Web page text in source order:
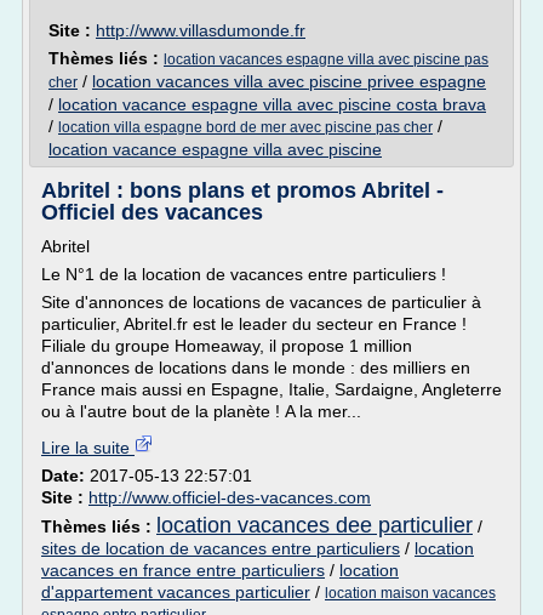
Site : http://www.villasdumonde.fr
Thèmes liés : location vacances espagne villa avec piscine pas
cher / location vacances villa avec piscine privee espagne
/ location vacance espagne villa avec piscine costa brava
/ location villa espagne bord de mer avec piscine pas cher /
location vacance espagne villa avec piscine
Abritel : bons plans et promos Abritel -
Officiel des vacances
Abritel
Le N°1 de la location de vacances entre particuliers !
Site d'annonces de locations de vacances de particulier à
particulier, Abritel.fr est le leader du secteur en France !
Filiale du groupe Homeaway, il propose 1 million
d'annonces de locations dans le monde : des milliers en
France mais aussi en Espagne, Italie, Sardaigne, Angleterre
ou à l'autre bout de la planète ! A la mer...
Lire la suite
Date: 2017-05-13 22:57:01
Site : http://www.officiel-des-vacances.com
Thèmes liés : location vacances dee particulier /
sites de location de vacances entre particuliers / location
vacances en france entre particuliers / location
d'appartement vacances particulier / location maison vacances